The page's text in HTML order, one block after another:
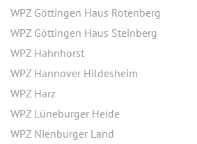
WPZ Göttingen Haus Rotenberg
WPZ Göttingen Haus Steinberg
WPZ Hahnhorst
WPZ Hannover Hildesheim
WPZ Harz
WPZ Lüneburger Heide
WPZ Nienburger Land